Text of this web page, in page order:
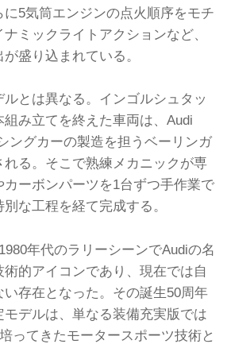
5気筒エンジンの点火順序をモチ
ミックライトアクションなど、
盛り込まれている。
とは異なる。インゴルシュタッ
組み立てを終えた車両は、Audi
ングカーの製造を担うベーリンガ
る。そこで熟練メカニックが専
ーボンパーツを1台ずつ手作業で
な工程を経て完成する。
年代のラリーシーンでAudiの名
的アイコンであり、現在では自
存在となった。その誕生50周年
モデルは、単なる装備充実版では
ってきたモータースポーツ技術と